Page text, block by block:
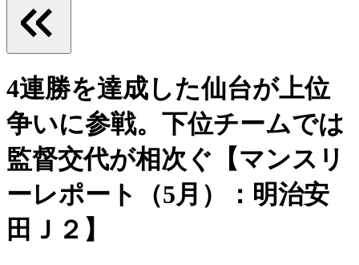
4連勝を達成した仙台が上位
争いに参戦。下位チームでは
監督交代が相次ぐ【マンスリ
ーレポート（5月）：明治安
田Ｊ２】